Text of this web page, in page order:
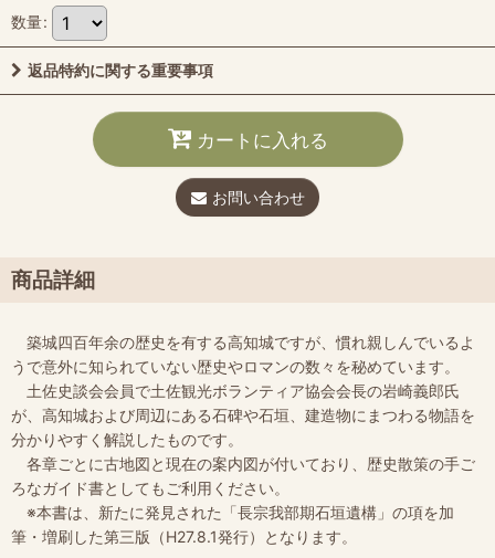
数量:
返品特約に関する重要事項
カートに入れる
お問い合わせ
商品詳細
築城四百年余の歴史を有する高知城ですが、慣れ親しんでいるよ
うで意外に知られていない歴史やロマンの数々を秘めています。
土佐史談会会員で土佐観光ボランティア協会会長の岩崎義郎氏
が、高知城および周辺にある石碑や石垣、建造物にまつわる物語を
分かりやすく解説したものです。
各章ごとに古地図と現在の案内図が付いており、歴史散策の手ご
ろなガイド書としてもご利用ください。
※本書は、新たに発見された「長宗我部期石垣遺構」の項を加
筆・増刷した第三版（H27.8.1発行）となります。